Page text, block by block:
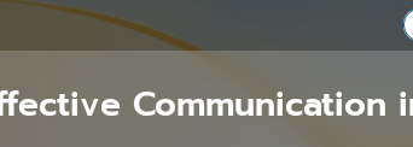
Communication